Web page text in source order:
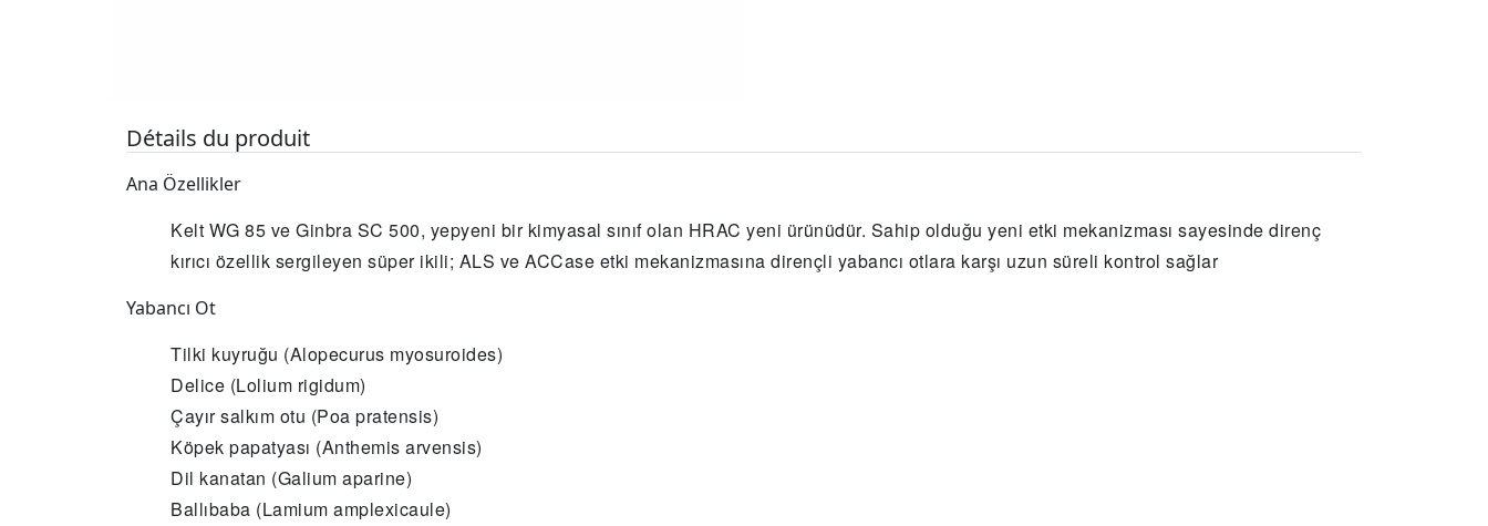
Détails du produit
Ana Özellikler
Kelt WG 85 ve Ginbra SC 500, yepyeni bir kimyasal sınıf olan HRAC yeni ürünüdür. Sahip olduğu yeni etki mekanizması sayesinde direnç
kırıcı özellik sergileyen süper ikili; ALS ve ACCase etki mekanizmasına dirençli yabancı otlara karşı uzun süreli kontrol sağlar
Yabancı Ot
Tilki kuyruğu (Alopecurus myosuroides)
Delice (Lolium rigidum)
Çayır salkım otu (Poa pratensis)
Köpek papatyası (Anthemis arvensis)
Dil kanatan (Galium aparine)
Ballıbaba (Lamium amplexicaule)